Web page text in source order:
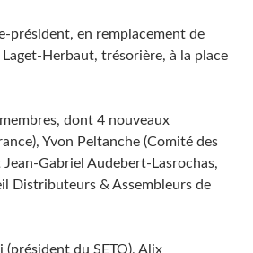
président, en remplacement de
Herbaut, trésorière, à la place
dont 4 nouveaux
Yvon Peltanche (Comité des
Gabriel Audebert-Lasrochas,
Distributeurs & Assembleurs de
du SETO), Alix